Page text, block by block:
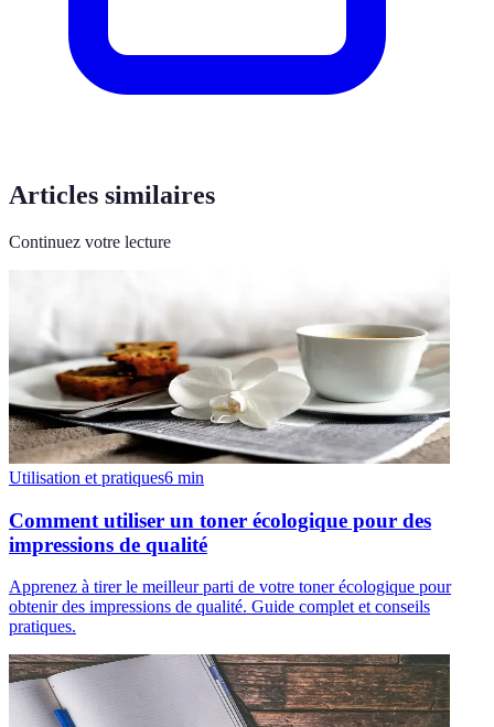
Articles similaires
Continuez votre lecture
Utilisation et pratiques6 min
Comment utiliser un toner écologique pour des
impressions de qualité
Apprenez à tirer le meilleur parti de votre toner écologique pour
obtenir des impressions de qualité. Guide complet et conseils
pratiques.